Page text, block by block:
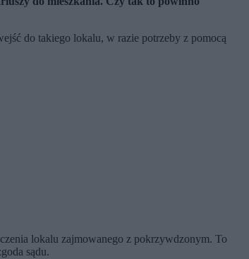
do takiego lokalu, w razie potrzeby z pomocą
lokalu zajmowanego z pokrzywdzonym. To
sądu.